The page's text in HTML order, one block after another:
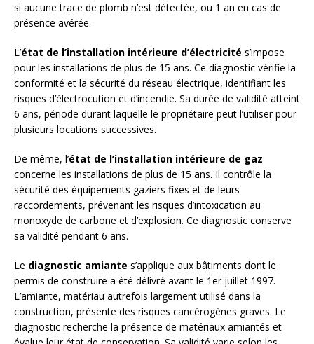
si aucune trace de plomb n’est détectée, ou 1 an en cas de
présence avérée.
L’état de l’installation intérieure d’électricité s’impose
pour les installations de plus de 15 ans. Ce diagnostic vérifie la
conformité et la sécurité du réseau électrique, identifiant les
risques d’électrocution et d’incendie. Sa durée de validité atteint
6 ans, période durant laquelle le propriétaire peut l’utiliser pour
plusieurs locations successives.
De même, l’état de l’installation intérieure de gaz
concerne les installations de plus de 15 ans. Il contrôle la
sécurité des équipements gaziers fixes et de leurs
raccordements, prévenant les risques d’intoxication au
monoxyde de carbone et d’explosion. Ce diagnostic conserve
sa validité pendant 6 ans.
Le diagnostic amiante s’applique aux bâtiments dont le
permis de construire a été délivré avant le 1er juillet 1997.
L’amiante, matériau autrefois largement utilisé dans la
construction, présente des risques cancérogènes graves. Le
diagnostic recherche la présence de matériaux amiantés et